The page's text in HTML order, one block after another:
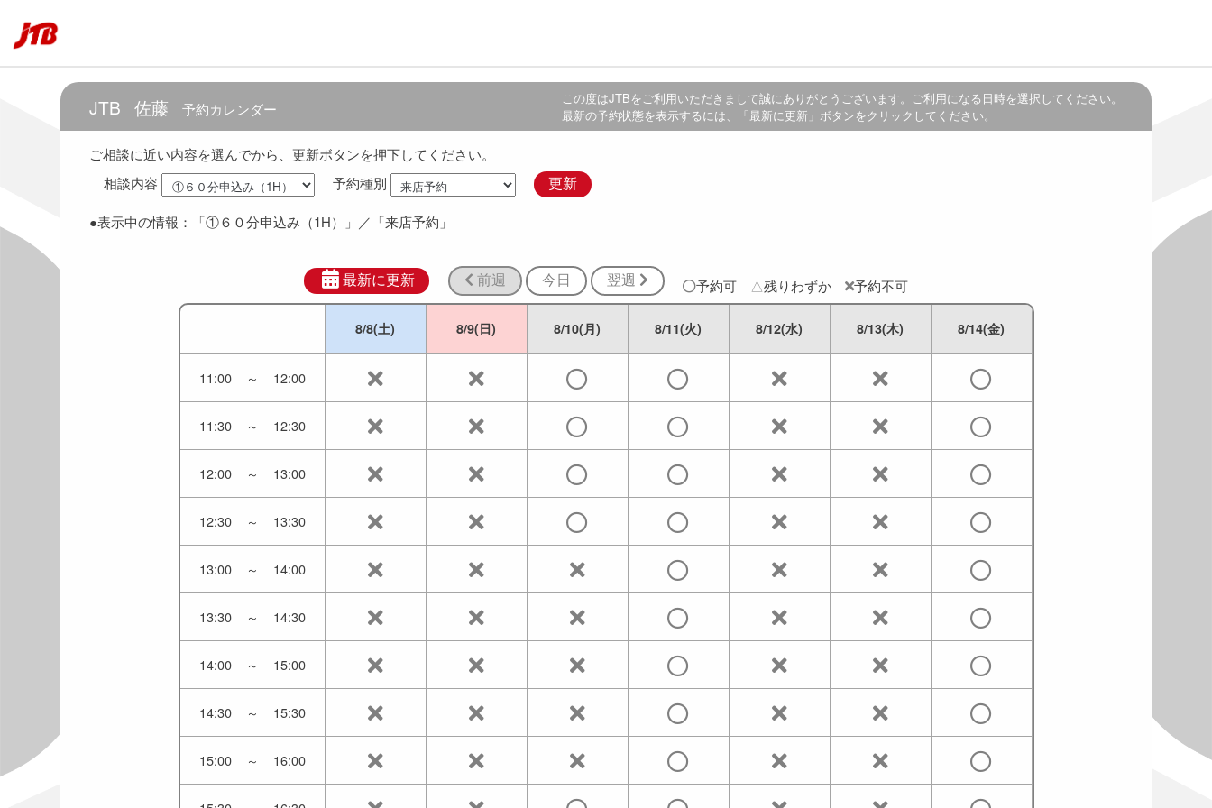
JTB 佐藤 予約カレンダー
この度はJTBをご利用いただきまして誠にありがとうございます。ご利用になる日時を選択してください。
最新の予約状態を表示するには、「最新に更新」ボタンをクリックしてください。
ご相談に近い内容を選んでから、更新ボタンを押下してください。
相談内容
予約種別 更新
●表示中の情報： 「①６０分申込み（1H）」 ／「来店予約」
最新に更新 前週 今日 翌週 予約可 △残りわずか 予約不可
8/8(土) 8/9(日) 8/10(月) 8/11(火) 8/12(水) 8/13(木) 8/14(金)
9:00 ～ 10:00
9:30 ～ 10:30
11:00
11:00 ～ 12:00
11:30 ～ 12:30
12:00 ～ 13:00
12:30 ～ 13:30
13:00 ～ 14:00
13:30 ～ 14:30
14:00 ～ 15:00
14:30 ～ 15:30
15:00 ～ 16:00